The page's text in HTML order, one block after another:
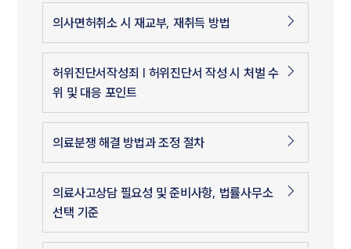
의사면허취소 시 재교부, 재취득 방법
허위진단서작성죄 | 허위진단서 작성 시 처벌 수
위 및 대응 포인트
의료분쟁 해결 방법과 조정 절차
의료사고상담 필요성 및 준비사항, 법률사무소
선택 기준